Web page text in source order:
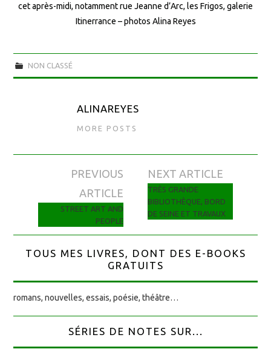
cet après-midi, notamment rue Jeanne d’Arc, les Frigos, galerie
Itinerrance – photos Alina Reyes
NON CLASSÉ
ALINAREYES
MORE POSTS
Navigation des articles
PREVIOUS
ARTICLE
STREET ART AND
PEOPLE
NEXT ARTICLE
TRÈS GRANDE
BIBLIOTHÈQUE, BORD
DE SEINE ET TRAVAUX
TOUS MES LIVRES, DONT DES E-BOOKS
GRATUITS
romans, nouvelles, essais, poésie, théâtre…
SÉRIES DE NOTES SUR...